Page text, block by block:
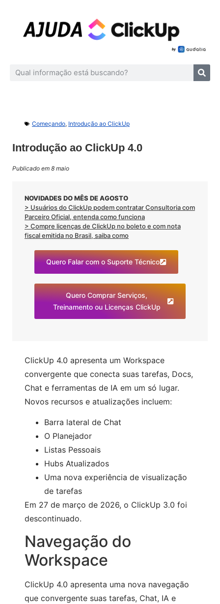
Começando, Introdução ao ClickUp
Introdução ao ClickUp 4.0
Publicado em 8 maio
NOVIDADES DO MÊS DE AGOSTO
> Usuários do ClickUp podem contratar Consultoria com
Parceiro Oficial, entenda como funciona
> Compre licenças de ClickUp no boleto e com nota
fiscal emitida no Brasil, saiba como
Quero Falar com o Suporte Técnico
Quero Comprar Serviços,
Treinamento ou Licenças ClickUp
ClickUp 4.0 apresenta um Workspace
convergente que conecta suas tarefas, Docs,
Chat e ferramentas de IA em um só lugar.
Novos recursos e atualizações incluem:
Barra lateral de Chat
O Planejador
Listas Pessoais
Hubs Atualizados
Uma nova experiência de visualização
de tarefas
Em 27 de março de 2026, o ClickUp 3.0 foi
descontinuado.
Navegação do
Workspace
ClickUp 4.0 apresenta uma nova navegação
que convergente suas tarefas, Chat, IA e